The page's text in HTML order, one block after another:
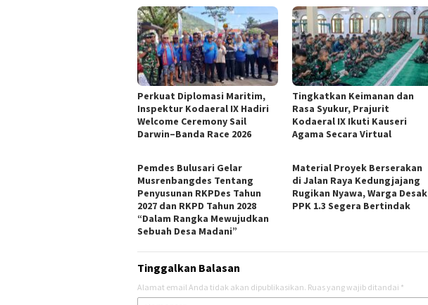
Perkuat Diplomasi Maritim,
Inspektur Kodaeral IX Hadiri
Welcome Ceremony Sail
Darwin–Banda Race 2026
Tingkatkan Keimanan dan
Rasa Syukur, Prajurit
Kodaeral IX Ikuti Kauseri
Agama Secara Virtual
Pemdes Bulusari Gelar
Musrenbangdes Tentang
Penyusunan RKPDes Tahun
2027 dan RKPD Tahun 2028
“Dalam Rangka Mewujudkan
Sebuah Desa Madani”
Material Proyek Berserakan
di Jalan Raya Kedungjajang
Rugikan Nyawa, Warga Desak
PPK 1.3 Segera Bertindak
Tinggalkan Balasan
Alamat email Anda tidak akan dipublikasikan. Ruas yang wajib ditandai *